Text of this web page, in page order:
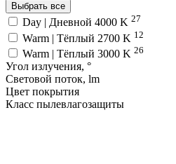
Выбрать все
Day | Дневной 4000 K 27
Warm | Тёплый 2700 K 12
Warm | Тёплый 3000 K 26
Угол излучения, °
Световой поток, lm
Цвет покрытия
Класс пылевлагозащиты